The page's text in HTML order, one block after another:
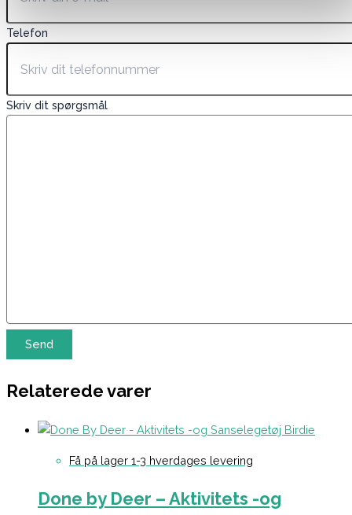
Telefon
Skriv dit spørgsmål
Relaterede varer
Få på lager 1-3 hverdages levering
Done by Deer – Aktivitets -og